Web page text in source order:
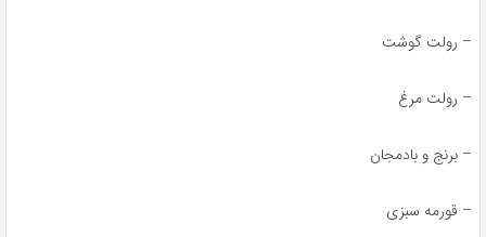
رولت گوشت
رولت مرغ
برنج و بادمجان
قورمه سبزی